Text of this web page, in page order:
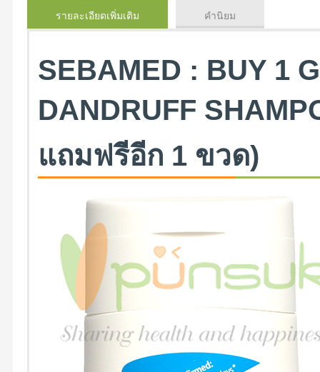
รายละเอียดเพิ่มเติม คำนิยม
SEBAMED : BUY 1
DANDRUFF
แถมฟรีอีก 1 ขวด)